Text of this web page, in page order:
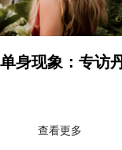
身现象：专访
查看更多